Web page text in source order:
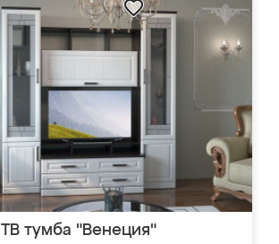
ТВ тумба "Венеция"